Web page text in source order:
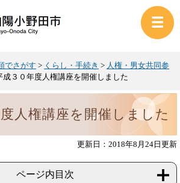
でさがす > くらし・手続き > 人権・男女共同参
成３０年度人権講座を開催しました
人権講座を開催しました
更新日：2018年8月24日更新
ページ内目次